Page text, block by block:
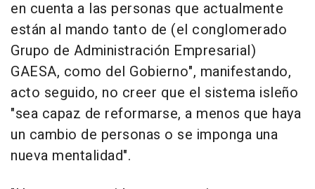
en cuenta a las personas que actualmente
están al mando tanto de (el conglomerado
Grupo de Administración Empresarial)
GAESA, como del Gobierno", manifestando,
acto seguido, no creer que el sistema isleño
"sea capaz de reformarse, a menos que haya
un cambio de personas o se imponga una
nueva mentalidad".